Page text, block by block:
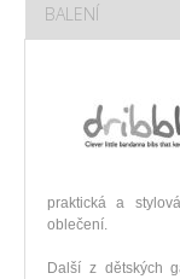
BALENÍ
praktická a
oblečení.
Další z dětských